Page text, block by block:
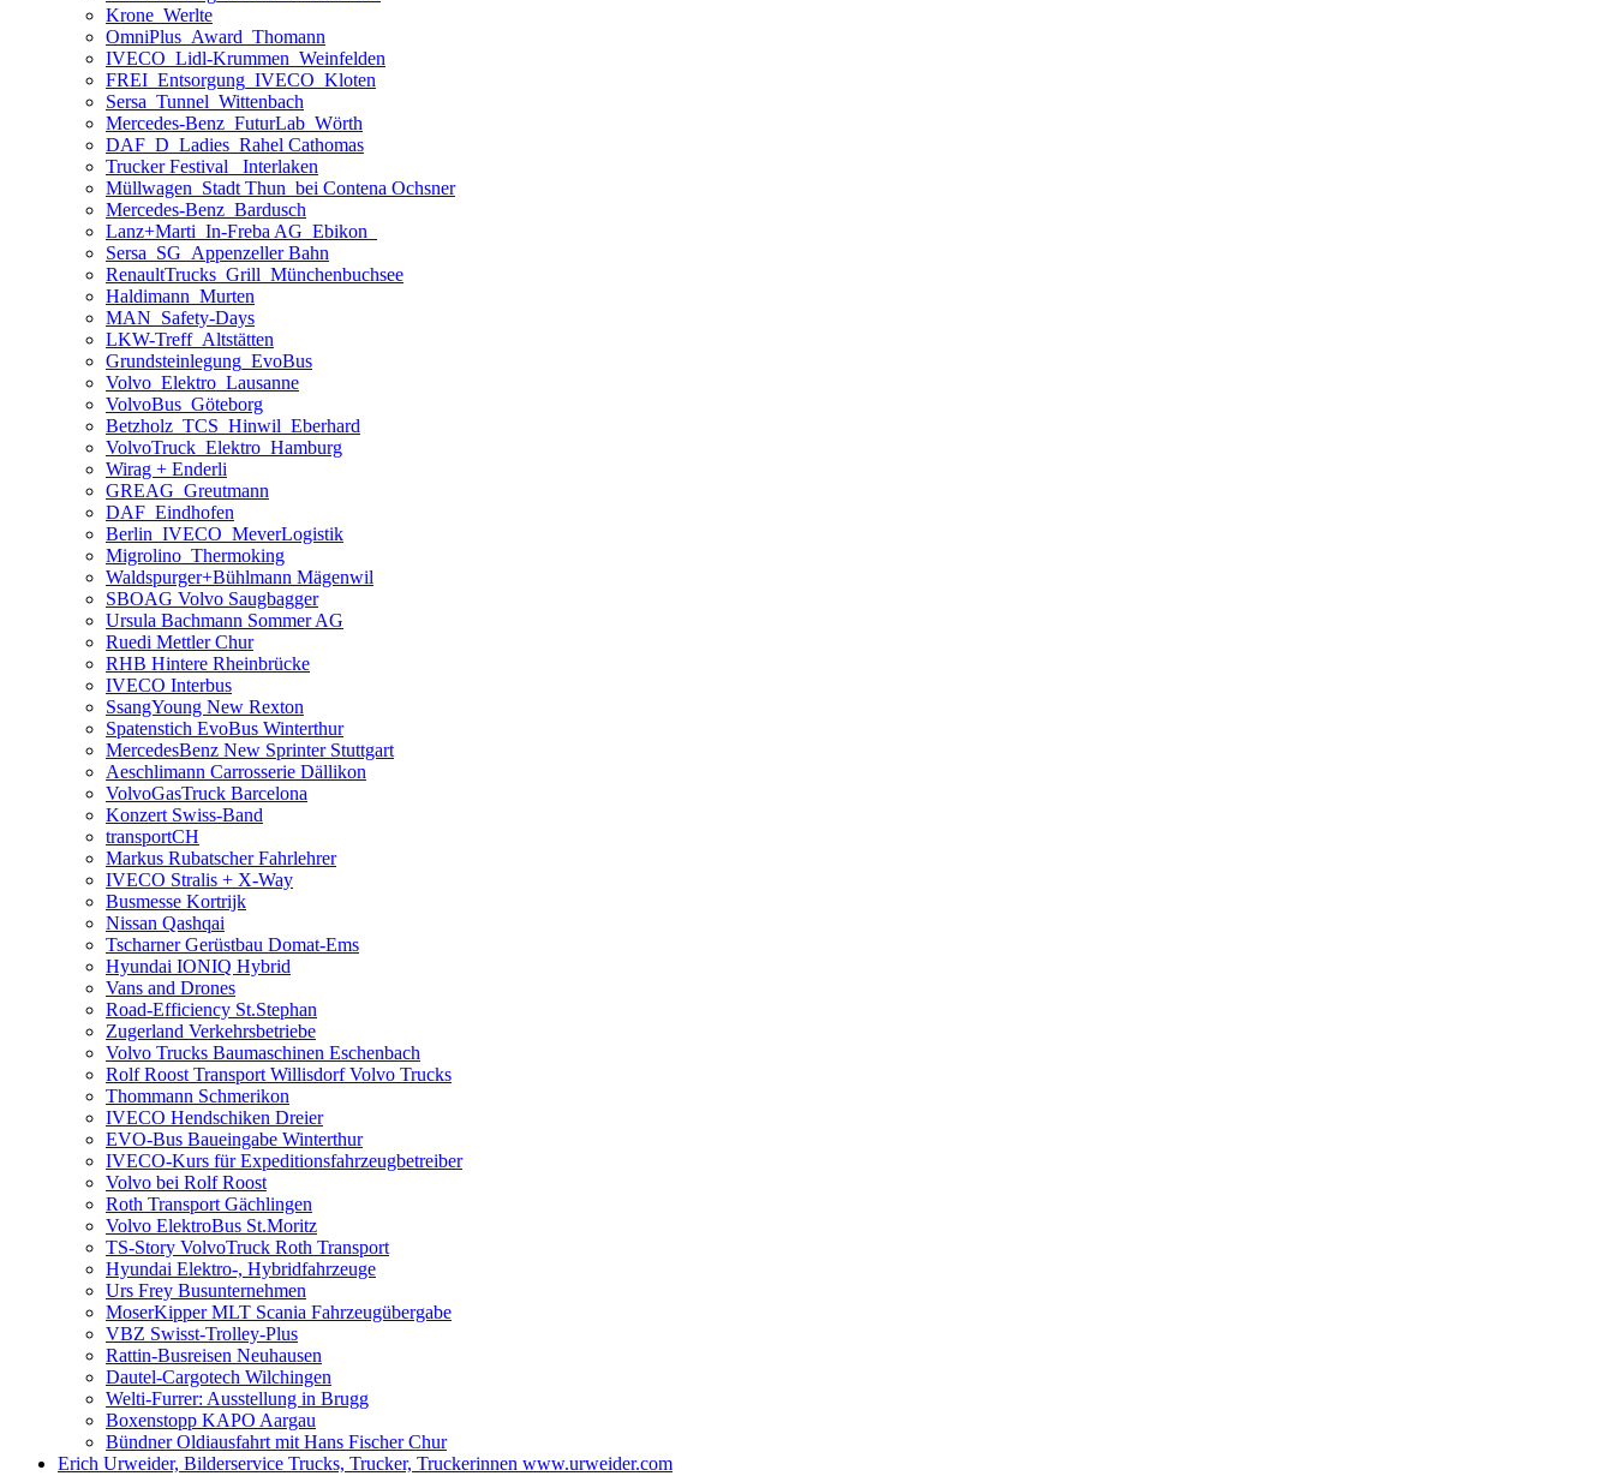
Krone_Werlte
OmniPlus_Award_Thomann
IVECO_Lidl-Krummen_Weinfelden
FREI_Entsorgung_IVECO_Kloten
Sersa_Tunnel_Wittenbach
Mercedes-Benz_FuturLab_Wörth
DAF_D_Ladies_Rahel Cathomas
Trucker Festival_ Interlaken
Müllwagen_Stadt Thun_bei Contena Ochsner
Mercedes-Benz_Bardusch
Lanz+Marti_In-Freba AG_Ebikon_
Sersa_SG_Appenzeller Bahn
RenaultTrucks_Grill_Münchenbuchsee
Haldimann_Murten
MAN_Safety-Days
LKW-Treff_Altstätten
Grundsteinlegung_EvoBus
Volvo_Elektro_Lausanne
VolvoBus_Göteborg
Betzholz_TCS_Hinwil_Eberhard
VolvoTruck_Elektro_Hamburg
Wirag + Enderli
GREAG_Greutmann
DAF_Eindhofen
Berlin_IVECO_MeverLogistik
Migrolino_Thermoking
Waldspurger+Bühlmann Mägenwil
SBOAG Volvo Saugbagger
Ursula Bachmann Sommer AG
Ruedi Mettler Chur
RHB Hintere Rheinbrücke
IVECO Interbus
SsangYoung New Rexton
Spatenstich EvoBus Winterthur
MercedesBenz New Sprinter Stuttgart
Aeschlimann Carrosserie Dällikon
VolvoGasTruck Barcelona
Konzert Swiss-Band
transportCH
Markus Rubatscher Fahrlehrer
IVECO Stralis + X-Way
Busmesse Kortrijk
Nissan Qashqai
Tscharner Gerüstbau Domat-Ems
Hyundai IONIQ Hybrid
Vans and Drones
Road-Efficiency St.Stephan
Zugerland Verkehrsbetriebe
Volvo Trucks Baumaschinen Eschenbach
Rolf Roost Transport Willisdorf Volvo Trucks
Thommann Schmerikon
IVECO Hendschiken Dreier
EVO-Bus Baueingabe Winterthur
IVECO-Kurs für Expeditionsfahrzeugbetreiber
Volvo bei Rolf Roost
Roth Transport Gächlingen
Volvo ElektroBus St.Moritz
TS-Story VolvoTruck Roth Transport
Hyundai Elektro-, Hybridfahrzeuge
Urs Frey Busunternehmen
MoserKipper MLT Scania Fahrzeugübergabe
VBZ Swisst-Trolley-Plus
Rattin-Busreisen Neuhausen
Dautel-Cargotech Wilchingen
Welti-Furrer: Ausstellung in Brugg
Boxenstopp KAPO Aargau
Bündner Oldiausfahrt mit Hans Fischer Chur
Erich Urweider, Bilderservice Trucks, Trucker, Truckerinnen www.urweider.com